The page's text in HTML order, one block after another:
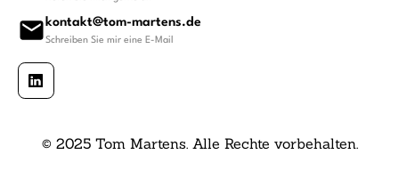
kontakt@tom-martens.de
Schreiben Sie mir eine E-Mail
© 2025 Tom Martens. Alle Rechte vorbehalten.